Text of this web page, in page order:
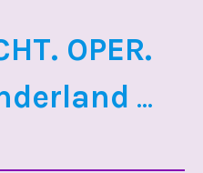
OPER.
...